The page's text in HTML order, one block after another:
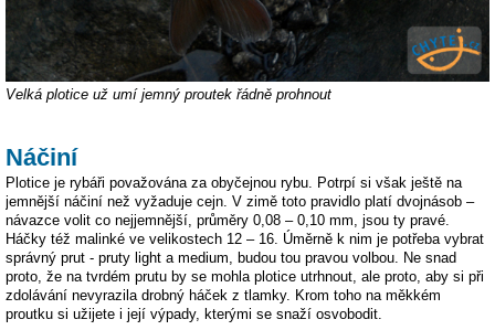
Velká plotice už umí jemný proutek řádně prohnout
Náčiní
Plotice je rybáři považována za obyčejnou rybu. Potrpí si však ještě na
jemnější náčiní než vyžaduje cejn. V zimě toto pravidlo platí dvojnásob –
návazce volit co nejjemnější, průměry 0,08 – 0,10 mm, jsou ty pravé.
Háčky též malinké ve velikostech 12 – 16. Úměrně k nim je potřeba vybrat
správný prut - pruty light a medium, budou tou pravou volbou. Ne snad
proto, že na tvrdém prutu by se mohla plotice utrhnout, ale proto, aby si při
zdolávání nevyrazila drobný háček z tlamky. Krom toho na měkkém
proutku si užijete i její výpady, kterými se snaží osvobodit.